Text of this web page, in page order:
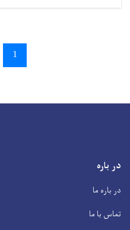
1
در باره
در باره ما
تماس با ما